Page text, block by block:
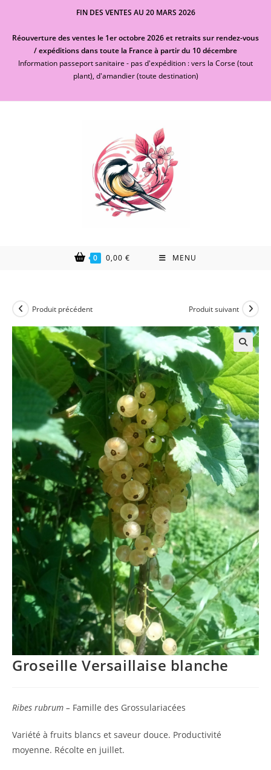
content
FIN DES VENTES AU 20 MARS 2026
Réouverture des ventes le 1er octobre 2026 et retraits sur rendez-vous
/ expéditions dans toute la France à partir du 10 décembre
Information passeport sanitaire - pas d'expédition : vers la Corse (tout
plant), d'amandier (toute destination)
0 0,00 € MENU
Produit précédent Produit suivant
Groseille Versaillaise blanche
Ribes rubrum – Famille des Grossulariacées
Variété à fruits blancs et saveur douce. Productivité
moyenne. Récolte en juillet.